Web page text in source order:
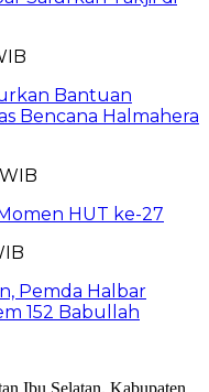
Bantuan
Bencana Halmahera
HUT ke-27
Pemda Halbar
152 Babullah